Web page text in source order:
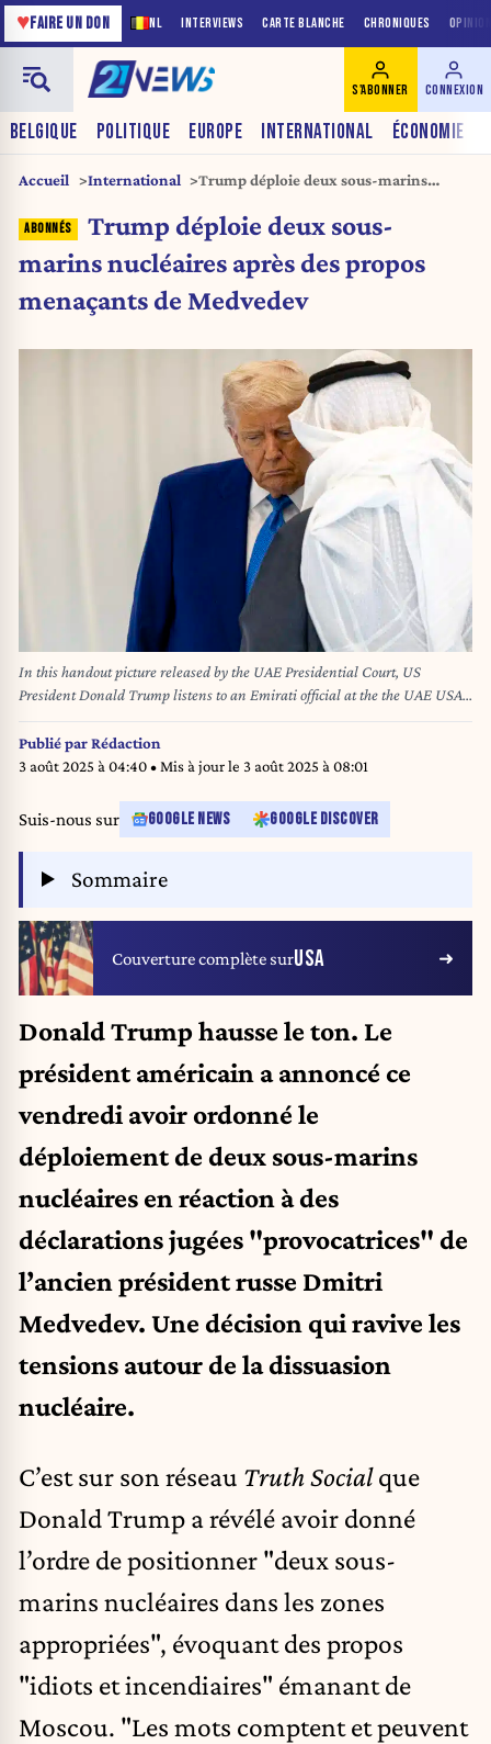
NL INTERVIEWS CARTE BLANCHE CHRONIQUES
♥FAIRE UN DON
BELGIQUE POLITIQUE EUROPE INTERNATIONAL ÉCONOMIE
S'ABONNER CONNEXION
Accueil International
Trump déploie deux sous-marins
de Medvedev
Trump déploie deux sous-
marins nucléaires après des propos
menaçants de Medvedev
In this handout picture released by the UAE Presidential Court, US
President Donald Trump listens to an Emirati official at the the UAE USA
AI Cluster, during the launching ceremony in Abu Dhabi on May 15, 2025.
The United Arab Emirates is the third leg of Trump's visit to the region,
which has already taken him to Saudi Arabia and Qatar. (Photo by Ryan
EDITORIAL USE - MANDATORY CREDIT "AFP PHOTO / UAE
PRESIDENTIAL COURT / HANDOUT / " - NO MARKETING NO
ADVERTISING CAMPAIGNS - DISTRIBUTED AS A SERVICE TO
CLIENTS
Publié parRédaction
3 août 2025 à 04:40• Mis à jour le 3 août 2025 à 08:01
Suis-nous sur GOOGLE NEWS GOOGLE DISCOVER
Sommaire
Couverture complète surUSA
Donald Trump hausse le ton. Le
président américain a annoncé ce
vendredi avoir ordonné le
déploiement de deux sous-marins
nucléaires en réaction à des
déclarations jugées "provocatrices" de
l’ancien président russe Dmitri
Medvedev. Une décision qui ravive les
tensions autour de la dissuasion
nucléaire.
C’est sur son réseau Truth Socialque
Donald Trump a révélé avoir donné
l’ordre de positionner "deux sous-
marins nucléaires dans les zones
appropriées", évoquant des propos
"idiots et incendiaires" émanant de
Moscou. "Les mots comptent et peuvent